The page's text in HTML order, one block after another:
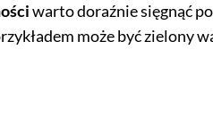
warto doraźnie sięgnąć
może być zielony